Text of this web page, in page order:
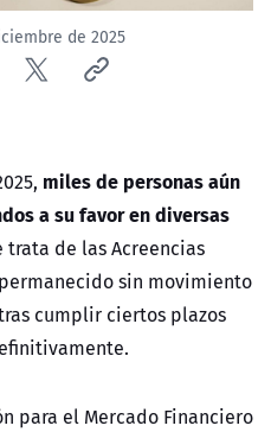
de 2025
, miles de personas aún
a su favor en diversas
trata de lasAcreencias
sin movimiento
cumplir ciertos plazos
para el Mercado Financiero